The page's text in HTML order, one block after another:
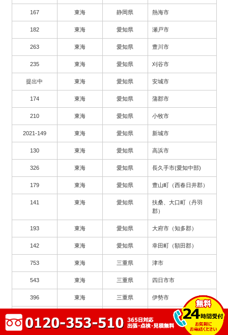
167 東海 静岡県 熱海市
182 東海 愛知県 瀬戸市
263 東海 愛知県 豊川市
235 東海 愛知県 刈谷市
提出中 東海 愛知県 安城市
174 東海 愛知県 蒲郡市
210 東海 愛知県 小牧市
2021-149 東海 愛知県 新城市
130 東海 愛知県 高浜市
326 東海 愛知県 長久手市(愛知中部)
179 東海 愛知県 豊山町（西春日井郡）
141 東海 愛知県
扶桑、大口町（丹羽
郡）
193 東海 愛知県 大府市（知多郡）
142 東海 愛知県 幸田町（額田郡）
753 東海 三重県 津市
543 東海 三重県 四日市市
396 東海 三重県 伊勢市